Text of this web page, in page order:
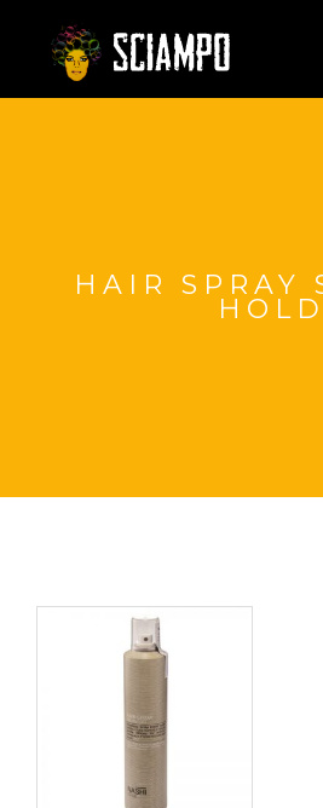
HAIR SPRAY
HOLD